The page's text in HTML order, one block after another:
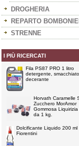
DROGHERIA
REPARTO
STRENNE
I PIÙ RICERCATI
Fila PS87 PRO 1 litro
detergente,
decerante
Horvath Caramelle
Zucchero MorAmor
Gommosa
da 1 kg.
Dolcificante Liquido 200 ml
Fiorentini